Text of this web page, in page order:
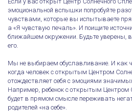
эмоциональной вспышки попробуйте
чувствами, которые вы испытываете
а «Я чувствую печаль». И поищите
ближайшем окружении. Будьте уверены,
его.
Мы не выбираем обуславливание. И как
когда человек с открытым Центром
отождествляет себя с эмоциями
Например, ребенок с открытым Центром
будет в прямом смысле переживать
родителей «на себе».